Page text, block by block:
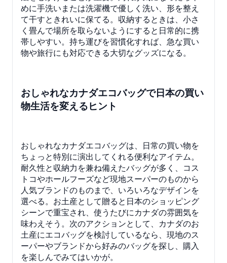
めに手洗いまたは洗濯機で優しく洗い、形を整え
て干すときれいに保てる。収納するときは、小さ
く畳んで場所を取らないようにすると日常的に携
帯しやすい。持ち運びを習慣化すれば、急な買い
物や旅行にも対応できる大切なグッズになる。
おしゃれなカナダエコバッグで日本の買い
物生活を変えるヒント
おしゃれなカナダエコバッグは、日常の買い物を
ちょっと特別に演出してくれる便利なアイテム。
耐久性と収納力を兼ね備えたバッグが多く、コス
トコやホールフーズなど現地スーパーのものから
人気ブランドのものまで、いろいろなデザインを
選べる。お土産として贈ると日本のショッピング
シーンで重宝され、使うたびにカナダの雰囲気を
味わえそう。次のアクションとして、カナダのお
土産にエコバッグを検討しているなら、現地のス
ーパーやブランドから好みのバッグを探し、購入
を楽しんでみてはいかが。